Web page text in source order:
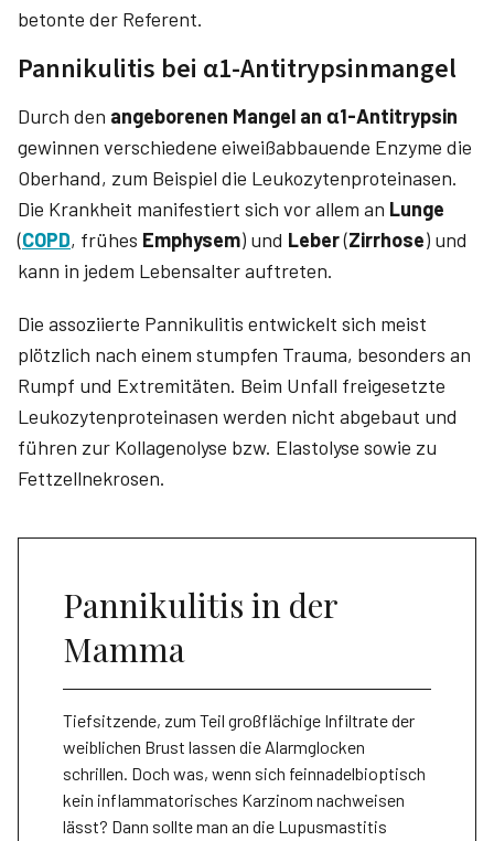
betonte der Referent.
Pannikulitis bei α1-Antitrypsinmangel
Durch den angeborenen Mangel an α1-Antitrypsin
gewinnen verschiedene eiweißabbauende Enzyme die
Oberhand, zum Beispiel die Leukozytenproteinasen.
Die Krankheit manifestiert sich vor allem an Lunge
(COPD, frühes Emphysem) und Leber(Zirrhose) und
kann in jedem Lebensalter auftreten.
Die assoziierte Pannikulitis entwickelt sich meist
plötzlich nach einem stumpfen Trauma, besonders an
Rumpf und Extremitäten. Beim Unfall freigesetzte
Leukozytenproteinasen werden nicht abgebaut und
führen zur Kollagenolyse bzw. Elastolyse sowie zu
Fettzellnekrosen.
Pannikulitis in der
Mamma
Tiefsitzende, zum Teil großflächige Infiltrate der
weiblichen Brust lassen die Alarmglocken
schrillen. Doch was, wenn sich feinnadelbioptisch
kein inflammatorisches Karzinom nachweisen
lässt? Dann sollte man an die Lupusmastitis